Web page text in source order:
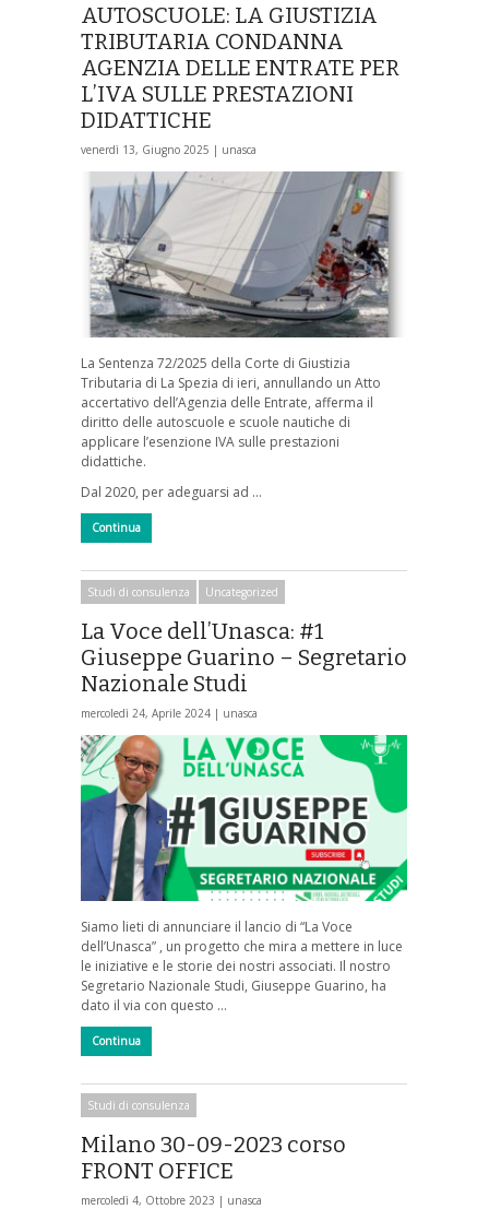
AUTOSCUOLE: LA GIUSTIZIA
TRIBUTARIA CONDANNA
AGENZIA DELLE ENTRATE PER
L’IVA SULLE PRESTAZIONI
DIDATTICHE
venerdì 13, Giugno 2025 | unasca
La Sentenza 72/2025 della Corte di Giustizia
Tributaria di La Spezia di ieri, annullando un Atto
accertativo dell’Agenzia delle Entrate, afferma il
diritto delle autoscuole e scuole nautiche di
applicare l’esenzione IVA sulle prestazioni
didattiche.
Dal 2020, per adeguarsi ad …
Continua
Studi di consulenza Uncategorized
La Voce dell’Unasca: #1
Giuseppe Guarino – Segretario
Nazionale Studi
mercoledì 24, Aprile 2024 | unasca
Siamo lieti di annunciare il lancio di “La Voce
dell’Unasca” , un progetto che mira a mettere in luce
le iniziative e le storie dei nostri associati. Il nostro
Segretario Nazionale Studi, Giuseppe Guarino, ha
dato il via con questo …
Continua
Studi di consulenza
Milano 30-09-2023 corso
FRONT OFFICE
mercoledì 4, Ottobre 2023 | unasca